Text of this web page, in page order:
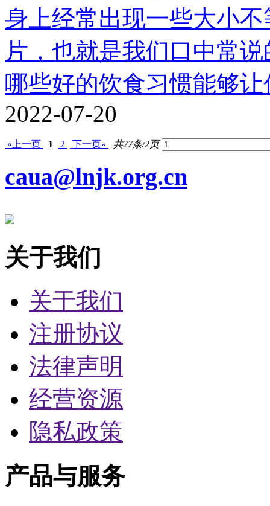
身上经常出现一些大小
片，也就是我们口中常说
哪些好的饮食习惯能够让
2022-07-20
«上一页 1 2 下一页» 共27条/2页
caua@lnjk.org.cn
关于我们
关于我们
注册协议
法律声明
经营资源
隐私政策
产品与服务